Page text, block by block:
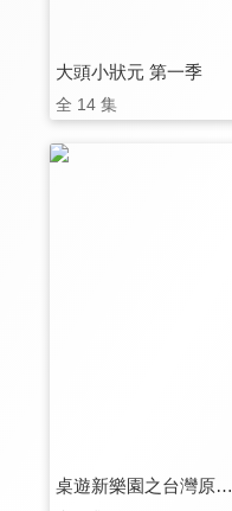
大頭小狀元 第一季
全 14 集
桌遊新樂園之台灣原創特別篇